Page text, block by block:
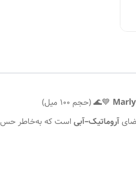
💙🌊 (حجم 100 میل)
آروماتیک–آبی است که به‌خاطر حس